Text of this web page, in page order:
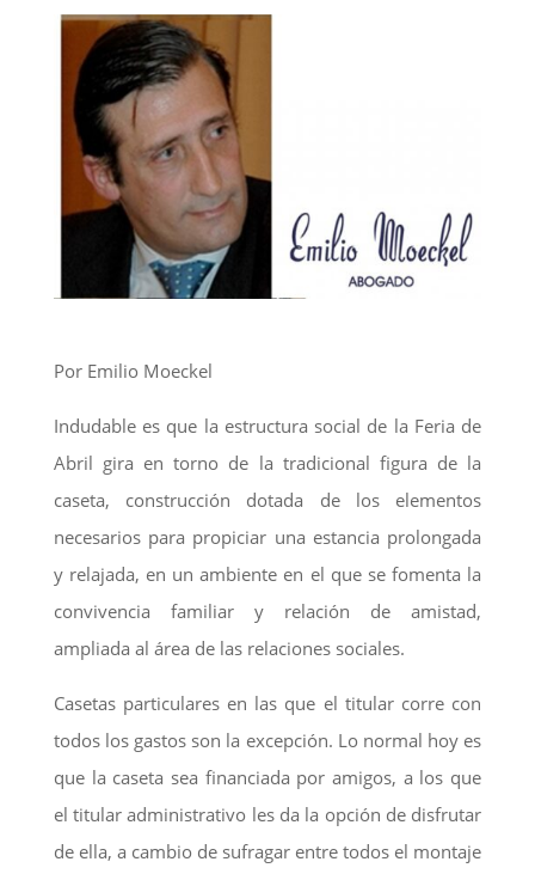
Por Emilio Moeckel
Indudable es que la estructura social de la Feria de
Abril gira en torno de la tradicional figura de la
caseta, construcción dotada de los elementos
necesarios para propiciar una estancia prolongada
y relajada, en un ambiente en el que se fomenta la
convivencia familiar y relación de amistad,
ampliada al área de las relaciones sociales.
Casetas particulares en las que el titular corre con
todos los gastos son la excepción. Lo normal hoy es
que la caseta sea financiada por amigos, a los que
el titular administrativo les da la opción de disfrutar
de ella, a cambio de sufragar entre todos el montaje